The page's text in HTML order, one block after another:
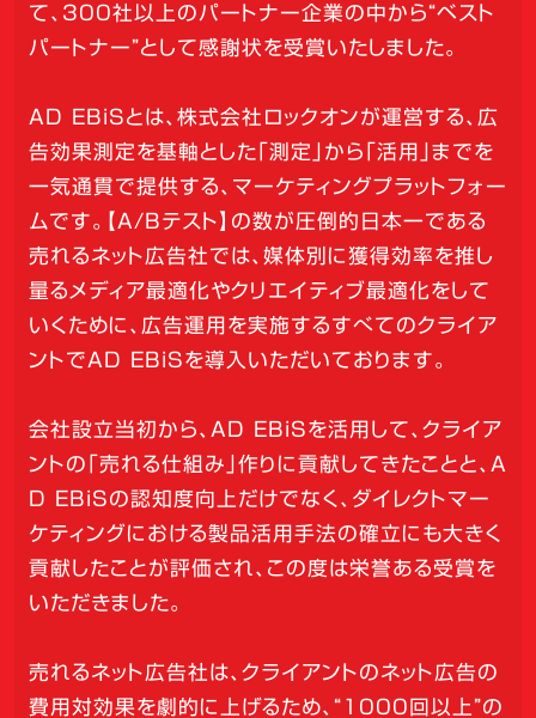
て、300社以上のパートナー企業の中から“ベスト
パートナー”として感謝状を受賞いたしました。
AD EBiSとは、株式会社ロックオンが運営する、広
告効果測定を基軸とした「測定」から「活用」までを
一気通貫で提供する、マーケティングプラットフォー
ムです。【A/Bテスト】の数が圧倒的日本一である
売れるネット広告社では、媒体別に獲得効率を推し
量るメディア最適化やクリエイティブ最適化をして
いくために、広告運用を実施するすべてのクライア
ントでAD EBiSを導入いただいております。
会社設立当初から、AD EBiSを活用して、クライア
ントの「売れる仕組み」作りに貢献してきたことと、A
D EBiSの認知度向上だけでなく、ダイレクトマー
ケティングにおける製品活用手法の確立にも大きく
貢献したことが評価され、この度は栄誉ある受賞を
いただきました。
売れるネット広告社は、クライアントのネット広告の
費用対効果を劇的に上げるため、“1000回以上”の